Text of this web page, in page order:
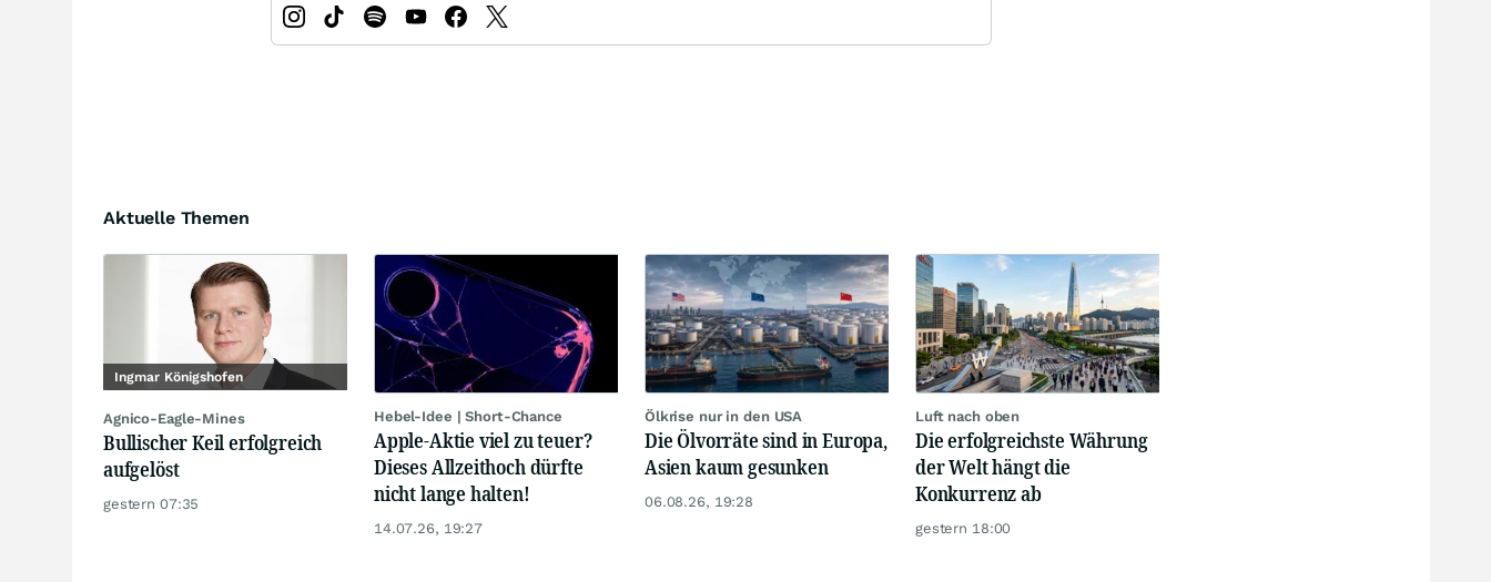
Aktuelle Themen
Ingmar Königshofen
Agnico-Eagle-Mines
Bullischer Keil erfolgreich
aufgelöst
gestern 07:35
Hebel-Idee | Short-Chance
Apple-Aktie viel zu teuer?
Dieses Allzeithoch dürfte
nicht lange halten!
14.07.26, 19:27
Ölkrise nur in den USA
Die Ölvorräte sind in Europa,
Asien kaum gesunken
06.08.26, 19:28
Luft nach oben
Die erfolgreichste Währung
der Welt hängt die
Konkurrenz ab
gestern 18:00